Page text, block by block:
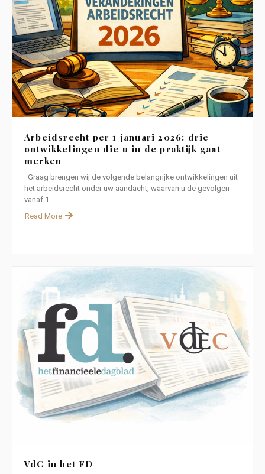
Arbeidsrecht per 1 januari 2026: drie
ontwikkelingen die u in de praktijk gaat
merken
Graag brengen wij de volgende belangrijke ontwikkelingen uit
het arbeidsrecht onder uw aandacht, waarvan u de gevolgen
vanaf 1...
Read More
VdC in het FD